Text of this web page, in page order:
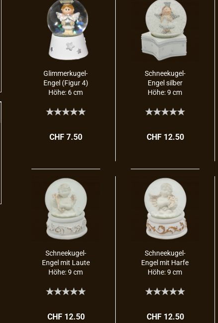
Glimmerkugel-​​
Engel (Figur 4)
Höhe: 6 cm
CHF 7.50
Schneekugel-​​
Engel sil­ber
Höhe: 9 cm
CHF 12.50
Schneekugel-​​
Engel mit Laute
Höhe: 9 cm
CHF 12.50
Schneekugel-​​
Engel mit Harfe
Höhe: 9 cm
CHF 12.50